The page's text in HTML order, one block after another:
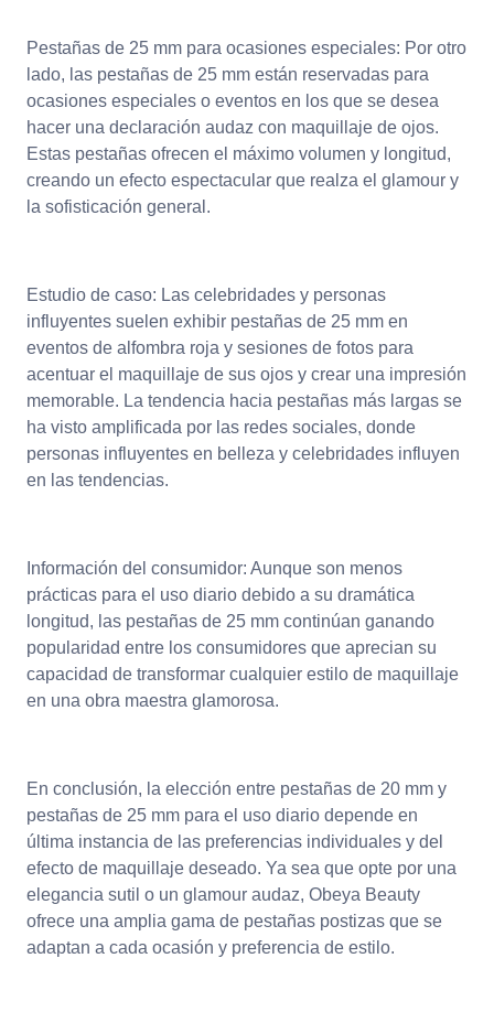
Pestañas de 25 mm para ocasiones especiales: Por otro
lado, las pestañas de 25 mm están reservadas para
ocasiones especiales o eventos en los que se desea
hacer una declaración audaz con maquillaje de ojos.
Estas pestañas ofrecen el máximo volumen y longitud,
creando un efecto espectacular que realza el glamour y
la sofisticación general.
Estudio de caso: Las celebridades y personas
influyentes suelen exhibir pestañas de 25 mm en
eventos de alfombra roja y sesiones de fotos para
acentuar el maquillaje de sus ojos y crear una impresión
memorable. La tendencia hacia pestañas más largas se
ha visto amplificada por las redes sociales, donde
personas influyentes en belleza y celebridades influyen
en las tendencias.
Información del consumidor: Aunque son menos
prácticas para el uso diario debido a su dramática
longitud, las pestañas de 25 mm continúan ganando
popularidad entre los consumidores que aprecian su
capacidad de transformar cualquier estilo de maquillaje
en una obra maestra glamorosa.
En conclusión, la elección entre pestañas de 20 mm y
pestañas de 25 mm para el uso diario depende en
última instancia de las preferencias individuales y del
efecto de maquillaje deseado. Ya sea que opte por una
elegancia sutil o un glamour audaz, Obeya Beauty
ofrece una amplia gama de pestañas postizas que se
adaptan a cada ocasión y preferencia de estilo.